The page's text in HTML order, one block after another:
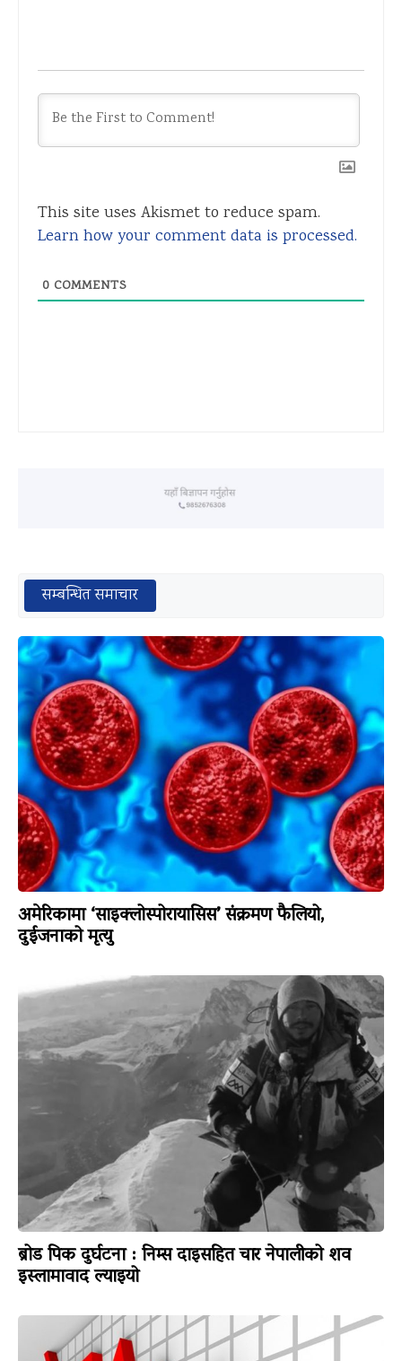
This site uses Akismet to reduce spam.
Learn how your comment data is processed.
0 COMMENTS
सम्बन्धित समाचार
अमेरिकामा ‘साइक्लोस्पोरायासिस’ संक्रमण फैलियो,
दुईजनाको मृत्यु
ब्रोड पिक दुर्घटना : निम्स दाइसहित चार नेपालीको शव
इस्लामावाद ल्याइयो